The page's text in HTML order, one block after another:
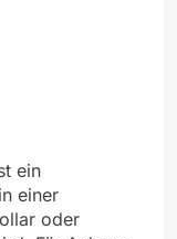
ein
einer
oder